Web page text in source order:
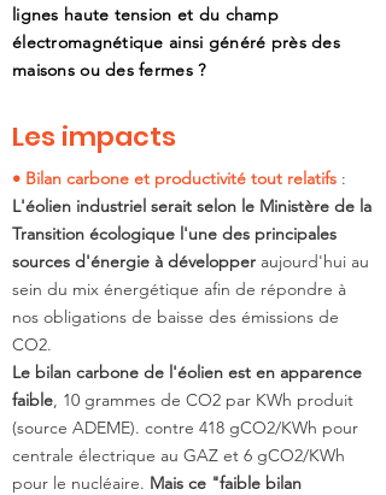
lignes haute tension et du champ
électromagnétique ainsi généré près des
maisons ou des fermes ?
Les impacts
• Bilan carbone et productivité tout relatifs :
L'éolien industriel serait selon le Ministère de la
Transition écologique l'une des principales
sources d'énergie à développer aujourd'hui au
sein du mix énergétique afin de répondre à
nos obligations de baisse des émissions de
CO2.
Le bilan carbone de l'éolien est en apparence
faible, 10 grammes de CO2 par KWh produit
(source ADEME). contre 418 gCO2/KWh pour
centrale électrique au GAZ et 6 gCO2/KWh
pour le nucléaire. Mais ce "faible bilan